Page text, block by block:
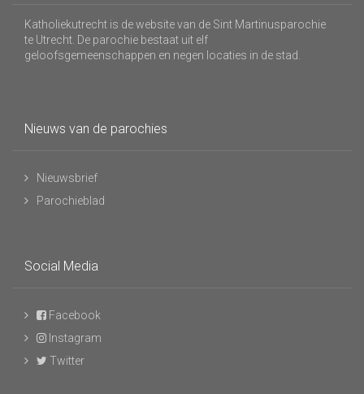
Katholiekutrecht is de website van de Sint Martinusparochie
te Utrecht. De parochie bestaat uit elf
geloofsgemeenschappen en negen locaties in de stad.
Nieuws van de parochies
Nieuwsbrief
Parochieblad
Social Media
Facebook
Instagram
Twitter